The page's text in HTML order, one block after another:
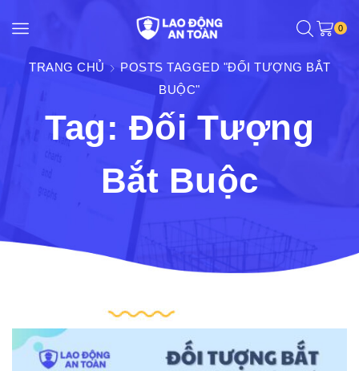
0
TRANG CHỦ
POSTS TAGGED "ĐỐI TƯỢNG BẮT
BUỘC"
Tag: Đối Tượng
Bắt Buộc